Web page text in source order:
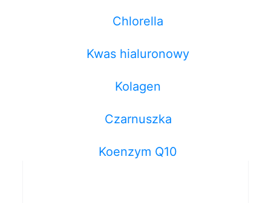
Chlorella
Kwas hialuronowy
Kolagen
Czarnuszka
Koenzym Q10